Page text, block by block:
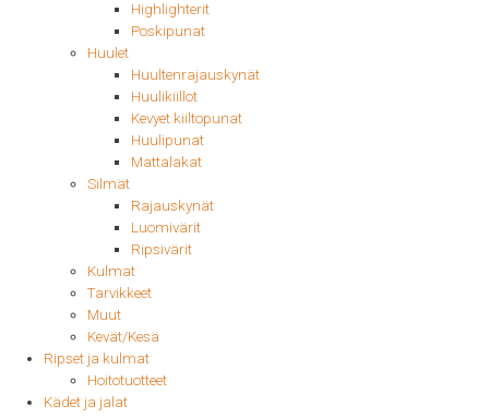
Highlighterit
Poskipunat
Huulet
Huultenrajauskynät
Huulikiillot
Kevyet kiiltopunat
Huulipunat
Mattalakat
Silmät
Rajauskynät
Luomivärit
Ripsivärit
Kulmat
Tarvikkeet
Muut
Kevät/Kesä
Ripset ja kulmat
Hoitotuotteet
Kädet ja jalat